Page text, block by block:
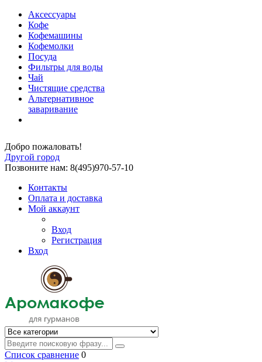
Аксессуары
Кофе
Кофемашины
Кофемолки
Посуда
Фильтры для воды
Чай
Чистящие средства
Альтернативное
заваривание
Добро пожаловать!
Другой город
Позвоните нам: 8(495)970-57-10
Контакты
Оплата и доставка
Мой аккаунт
Вход
Регистрация
Вход
Список сравнение 0